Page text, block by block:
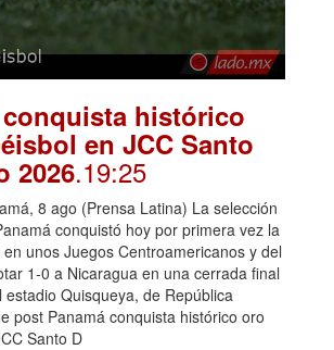
conquista histórico
en JCC Santo
2026.19:25
8 ago (Prensa Latina) La selección
conquistó hoy por primera vez la
unos Juegos Centroamericanos y del
1-0 a Nicaragua en una cerrada final
Quisqueya, de República
post Panamá conquista histórico oro
Santo D